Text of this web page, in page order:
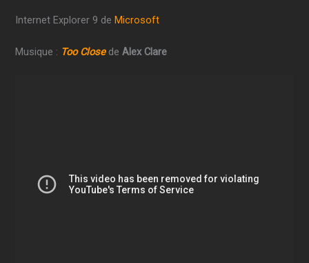
Internet Explorer 9 deMicrosoft
Musique : Too ClosedeAlex Clare